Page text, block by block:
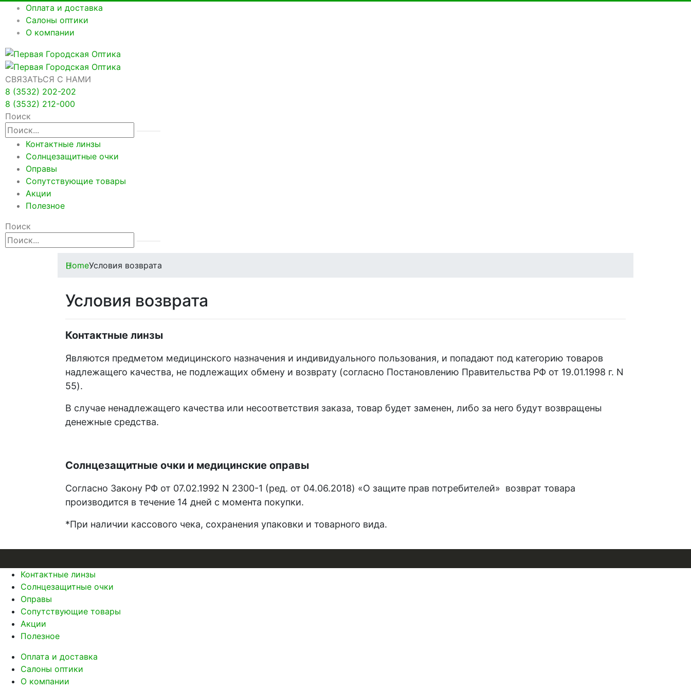
Оплата и доставка
Салоны оптики
О компании
СВЯЗАТЬСЯ С НАМИ
8 (3532) 202-202
8 (3532) 212-000
Поиск
Контактные линзы
Солнцезащитные очки
Оправы
Сопутствующие товары
Акции
Полезное
Поиск
HomeУсловия возврата
Условия возврата
Контактные линзы
Являются предметом медицинского назначения и индивидуального пользования, и попадают под категорию товаров
надлежащего качества, не подлежащих обмену и возврату (согласно Постановлению Правительства РФ от 19.01.1998 г. N
55).
В случае ненадлежащего качества или несоответствия заказа, товар будет заменен, либо за него будут возвращены
денежные средства.
Солнцезащитные очки и медицинские оправы
Согласно Закону РФ от 07.02.1992 N 2300-1 (ред. от 04.06.2018) «О защите прав потребителей» возврат товара
производится в течение 14 дней с момента покупки.
*При наличии кассового чека, сохранения упаковки и товарного вида.
Контактные линзы
Солнцезащитные очки
Оправы
Сопутствующие товары
Акции
Полезное
Оплата и доставка
Салоны оптики
О компании